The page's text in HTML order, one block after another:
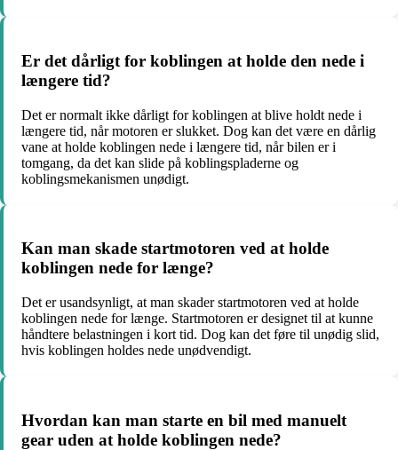
Er det dårligt for koblingen at holde den nede i
længere tid?
Det er normalt ikke dårligt for koblingen at blive holdt nede i
længere tid, når motoren er slukket. Dog kan det være en dårlig
vane at holde koblingen nede i længere tid, når bilen er i
tomgang, da det kan slide på koblingspladerne og
koblingsmekanismen unødigt.
Kan man skade startmotoren ved at holde
koblingen nede for længe?
Det er usandsynligt, at man skader startmotoren ved at holde
koblingen nede for længe. Startmotoren er designet til at kunne
håndtere belastningen i kort tid. Dog kan det føre til unødig slid,
hvis koblingen holdes nede unødvendigt.
Hvordan kan man starte en bil med manuelt
gear uden at holde koblingen nede?